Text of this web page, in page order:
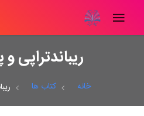
ریباندتراپی
خانه کتاب ها